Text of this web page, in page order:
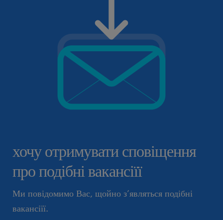
хочу отримувати сповіщення
про подібні вакансіїї
Ми повідомимо Вас, щойно з’являться подібні
вакансіїї.